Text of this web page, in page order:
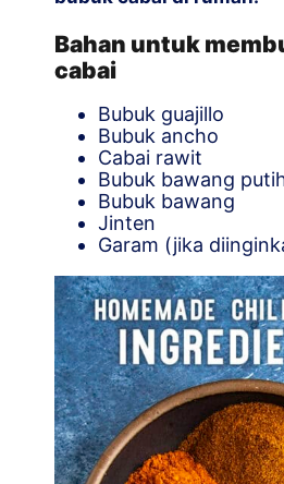
Bahan untuk
cabai
Bubuk guajillo
Bubuk ancho
Cabai rawit
Bubuk bawang
Bubuk bawang
Jinten
Garam (jika